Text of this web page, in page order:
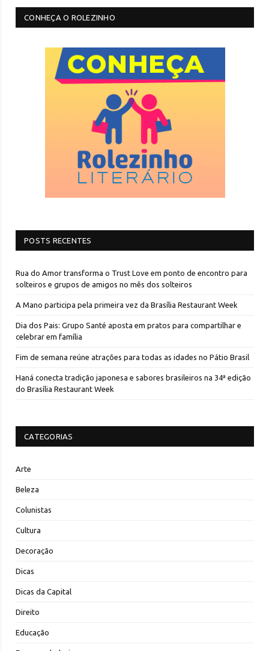
CONHEÇA O ROLEZINHO
POSTS RECENTES
Rua do Amor transforma o Trust Love em ponto de encontro para
solteiros e grupos de amigos no mês dos solteiros
A Mano participa pela primeira vez da Brasília Restaurant Week
Dia dos Pais: Grupo Santé aposta em pratos para compartilhar e
celebrar em família
Fim de semana reúne atrações para todas as idades no Pátio Brasil
Haná conecta tradição japonesa e sabores brasileiros na 34ª edição
do Brasília Restaurant Week
CATEGORIAS
Arte
Beleza
Colunistas
Cultura
Decoração
Dicas
Dicas da Capital
Direito
Educação